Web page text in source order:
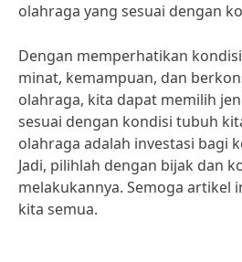
olahraga yang sesuai dengan
Dengan memperhatikan
minat, kemampuan, dan
olahraga, kita dapat memilih
sesuai dengan kondisi tubuh
olahraga adalah investasi bagi
Jadi, pilihlah dengan bijak dan
melakukannya. Semoga artikel
kita semua.